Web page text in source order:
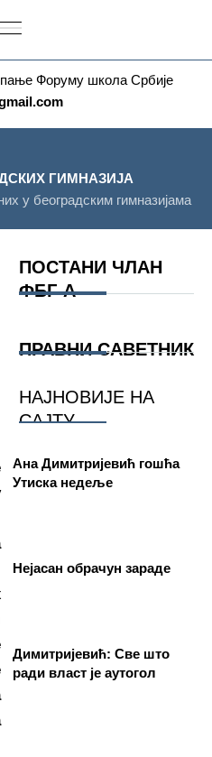
Форуму школа Србије
ГИМНАЗИЈА
у београдским гимназијама
ПОСТАНИ ЧЛАН
ФБГ-А
ПРАВНИ САВЕТНИК
НАЈНОВИЈЕ НА
САЈТУ
Ана Димитријевић гошћа
Утиска недеље
Нејасан обрачун зараде
Димитријевић: Све што
ради власт је аутогол